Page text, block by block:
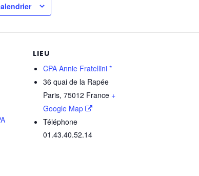
LIEU
CPA Annie Fratellini *
36 quai de la Rapée
Paris, 75012 France +
Google Map
Téléphone
01.43.40.52.14